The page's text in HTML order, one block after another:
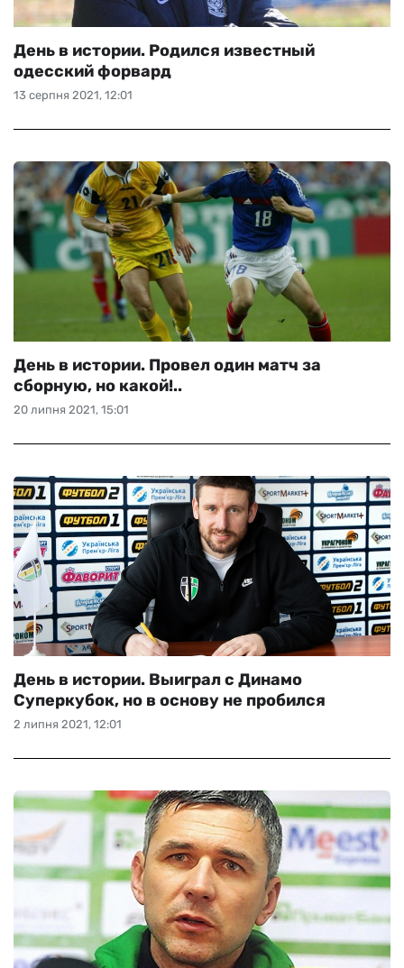
13 серпня 2021, 12:01
День в истории. Родился известный
одесский форвард
20 липня 2021, 15:01
День в истории. Провел один матч за
сборную, но какой!..
2 липня 2021, 12:01
День в истории. Выиграл с Динамо
Суперкубок, но в основу не пробился